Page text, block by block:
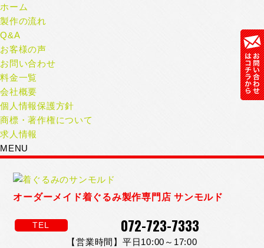
ホーム
製作の流れ
Q&A
お客様の声
お問い合わせ
料金一覧
会社概要
個人情報保護方針
商標・著作権について
求人情報
MENU
オーダーメイド着ぐるみ製作専門店 サンモルド
TEL 072-723-7333
【営業時間】平日10:00～17:00